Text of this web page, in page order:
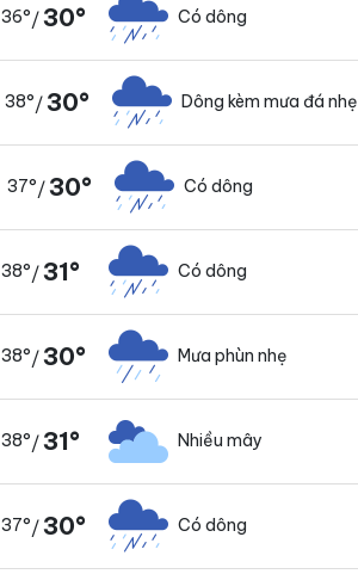
36°/30° Có dông
38°/30° Dông kèm mưa đá nhẹ
37°/30° Có dông
38°/31° Có dông
38°/30° Mưa phùn nhẹ
38°/31° Nhiều mây
37°/30° Có dông